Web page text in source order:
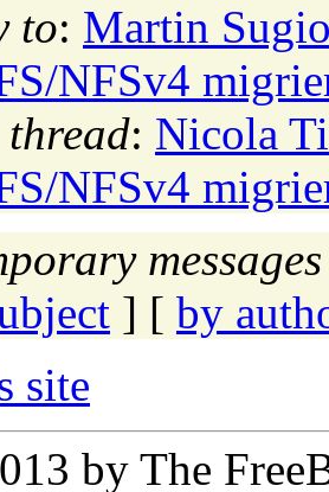
to: Martin
NFSv4
: Nicola
NFSv4
] [ by
site
by The